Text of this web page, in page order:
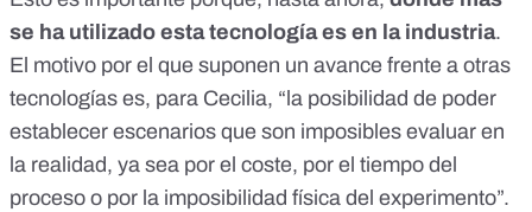
se ha utilizado esta tecnología es en la industria.
El motivo por el que suponen un avance frente a otras
tecnologías es, para Cecilia, “la posibilidad de poder
establecer escenarios que son imposibles evaluar en
la realidad, ya sea por el coste, por el tiempo del
proceso o por la imposibilidad física del experimento”.